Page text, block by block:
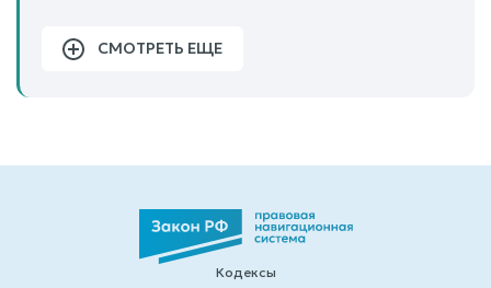
СМОТРЕТЬ ЕЩЕ
Кодексы